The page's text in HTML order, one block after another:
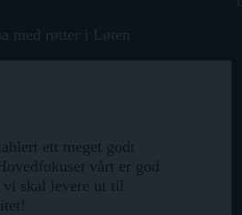
med røtter i Løten
ett meget godt
vårt er god
vi skal levere ut til